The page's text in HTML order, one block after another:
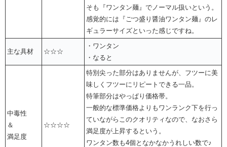
そも『ワンタン麺』でノーマル扱いという。
感覚的には『ごつ盛り醤油ワンタン麺』のレ
ギュラーサイズといった感じですね。
主な具材 ☆☆☆
・ワンタン
・なると
中毒性
＆
満足度
☆☆☆☆
特別尖った部分はありませんが、フツーに美
味しくフツーにリピートできる一品。
特筆部分はやっぱり価格帯。
一般的な標準価格よりもワンランク下を行っ
ていながらこのクオリティなので、なおさら
満足度が上昇するという。
ワンタン数も4個となかなかうれしい数で♪